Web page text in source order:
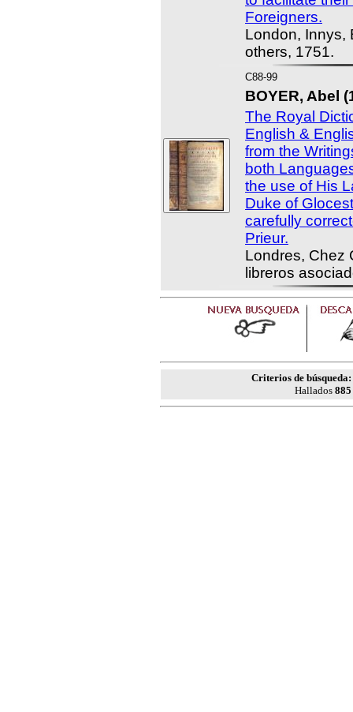
Foreigners.
London, Innys,
others, 1751.
C88-99
BOYER, Abel
The Royal
English &
from the
both
the use of His
Duke of
carefully
Prieur.
Londres, Chez
libreros
Criterios de búsqueda:
Hallados 885